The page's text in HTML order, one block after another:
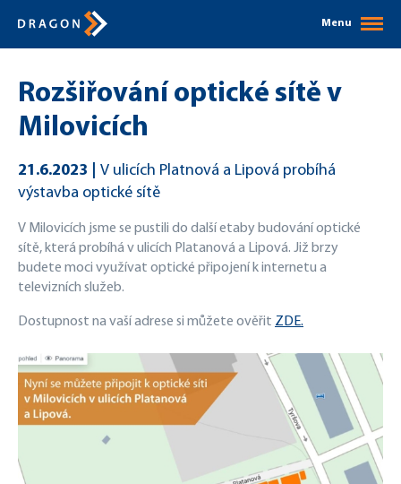
Menu
Rozšiřování optické sítě v
Milovicích
21.6.2023
V ulicích Platnová a Lipová probíhá
výstavba optické sítě
V Milovicích jsme se pustili do další etaby budování optické
sítě, která probíhá v ulicích Platanová a Lipová. Již brzy
budete moci využívat optické připojení k internetu a
televizních služeb.
Dostupnost na vaší adrese si můžete ověřit ZDE.